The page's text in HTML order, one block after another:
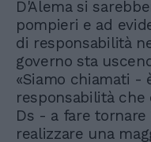
D'Alema si
pompieri e ad
di responsabilità
governo sta
«Siamo chiamati -
responsabilità
Ds - a fare
realizzare una